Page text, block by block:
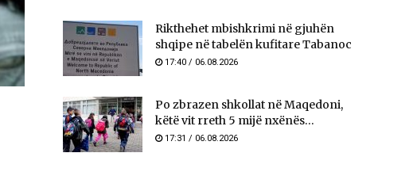
Rikthehet mbishkrimi në gjuhën
shqipe në tabelën kufitare Tabanoc
17:40 / 06.08.2026
Po zbrazen shkollat në Maqedoni,
këtë vit rreth 5 mijë nxënës...
17:31 / 06.08.2026